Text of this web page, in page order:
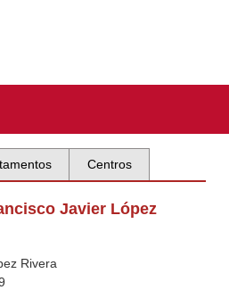
Centros
Javier López
Rivera